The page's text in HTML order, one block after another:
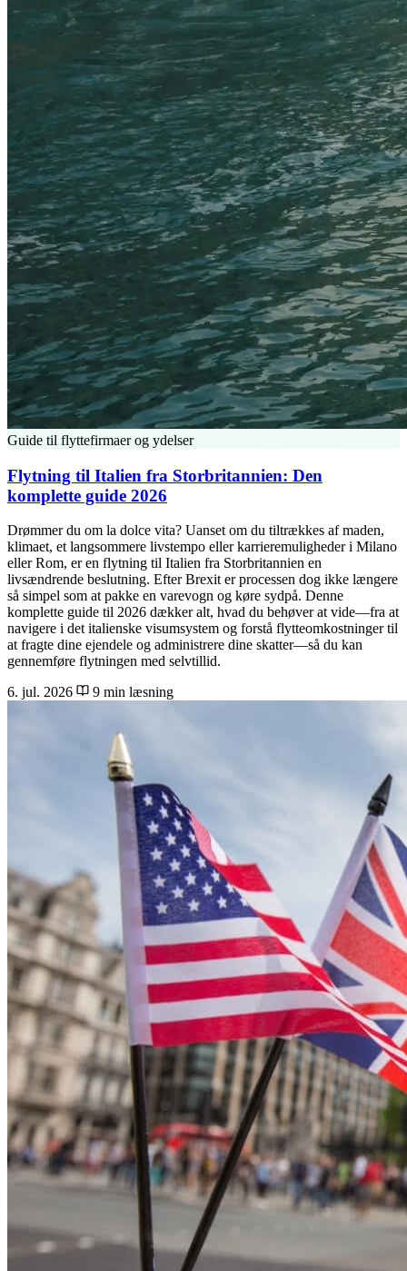
Guide til flyttefirmaer og ydelser
Flytning til Italien fra Storbritannien: Den
komplette guide 2026
Drømmer du om la dolce vita? Uanset om du tiltrækkes af maden,
klimaet, et langsommere livstempo eller karrieremuligheder i Milano
eller Rom, er en flytning til Italien fra Storbritannien en
livsændrende beslutning. Efter Brexit er processen dog ikke længere
så simpel som at pakke en varevogn og køre sydpå. Denne
komplette guide til 2026 dækker alt, hvad du behøver at vide—fra at
navigere i det italienske visumsystem og forstå flytteomkostninger til
at fragte dine ejendele og administrere dine skatter—så du kan
gennemføre flytningen med selvtillid.
6. jul. 2026
9 min læsning